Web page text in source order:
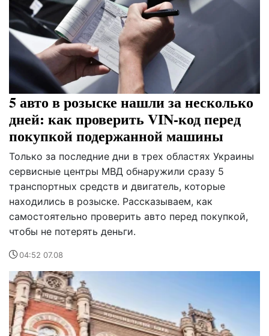
5 авто в розыске нашли за несколько
дней: как проверить VIN-код перед
покупкой подержанной машины
Только за последние дни в трех областях Украины
сервисные центры МВД обнаружили сразу 5
транспортных средств и двигатель, которые
находились в розыске. Рассказываем, как
самостоятельно проверить авто перед покупкой,
чтобы не потерять деньги.
04:52 07.08